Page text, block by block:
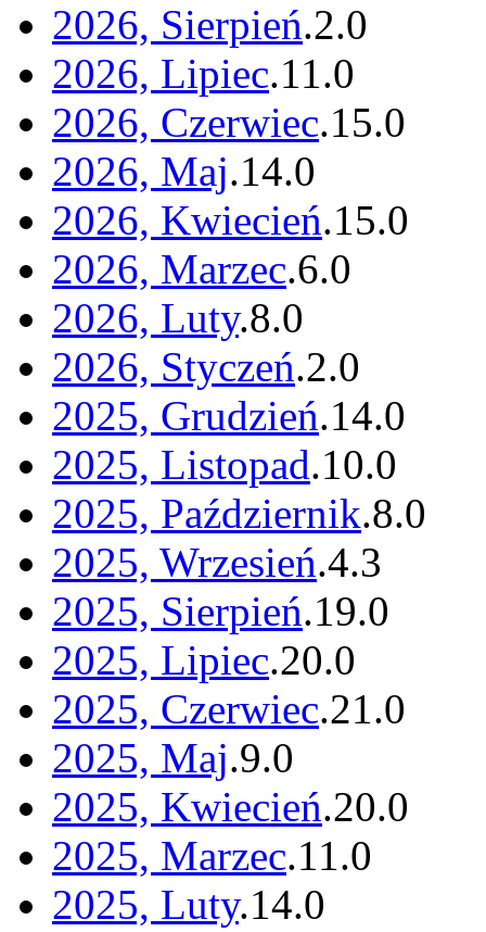
2026, Sierpień.2.0
2026, Lipiec.11.0
2026, Czerwiec.15.0
2026, Maj.14.0
2026, Kwiecień.15.0
2026, Marzec.6.0
2026, Luty.8.0
2026, Styczeń.2.0
2025, Grudzień.14.0
2025, Listopad.10.0
2025, Październik.8.0
2025, Wrzesień.4.3
2025, Sierpień.19.0
2025, Lipiec.20.0
2025, Czerwiec.21.0
2025, Maj.9.0
2025, Kwiecień.20.0
2025, Marzec.11.0
2025, Luty.14.0